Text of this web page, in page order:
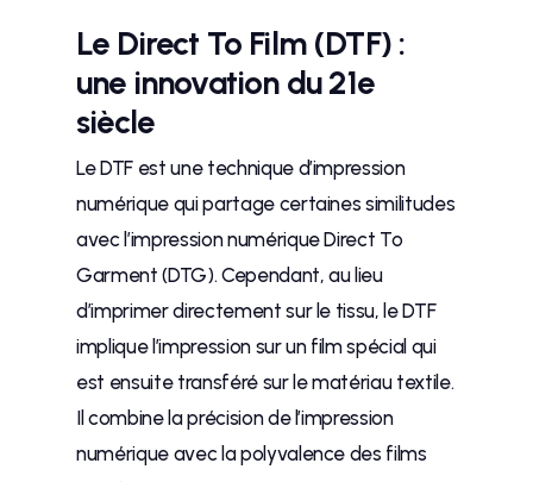
Le Direct To Film (DTF) :
une innovation du 21e
siècle
Le DTF est une technique d’impression
numérique qui partage certaines similitudes
avec l’impression numérique Direct To
Garment (DTG). Cependant, au lieu
d’imprimer directement sur le tissu, le DTF
implique l’impression sur un film spécial qui
est ensuite transféré sur le matériau textile.
Il combine la précision de l’impression
numérique avec la polyvalence des films